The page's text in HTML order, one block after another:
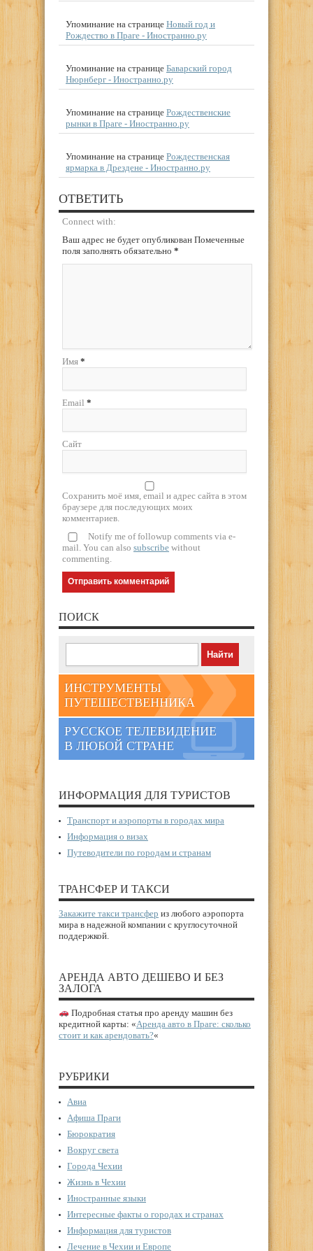
Упоминание на странице Новый год и
Рождество в Праге - Иностранно.ру
Упоминание на странице Баварский город
Нюрнберг - Иностранно.ру
Упоминание на странице Рождественские
рынки в Праге - Иностранно.ру
Упоминание на странице Рождественская
ярмарка в Дрездене - Иностранно.ру
ОТВЕТИТЬ
Connect with:
Ваш адрес не будет опубликован Помеченные
поля заполнять обязательно *
Имя *
Email *
Сайт
Сохранить моё имя, email и адрес сайта в этом
браузере для последующих моих
комментариев.
Notify me of followup comments via e-
mail. You can also subscribe without
commenting.
ПОИСК
ИНСТРУМЕНТЫ
ПУТЕШЕСТВЕННИКА
РУССКОЕ ТЕЛЕВИДЕНИЕ
В ЛЮБОЙ СТРАНЕ
ИНФОРМАЦИЯ ДЛЯ ТУРИСТОВ
Транспорт и аэропорты в городах мира
Информация о визах
Путеводители по городам и странам
ТРАНСФЕР И ТАКСИ
Закажите такси трансфер из любого аэропорта
мира в надежной компании с круглосуточной
поддержкой.
АРЕНДА АВТО ДЕШЕВО И БЕЗ
ЗАЛОГА
Подробная статья про аренду машин без
кредитной карты: «Аренда авто в Праге: сколько
стоит и как арендовать?«
РУБРИКИ
Авиа
Афиша Праги
Бюрократия
Вокруг света
Города Чехии
Жизнь в Чехии
Иностранные языки
Интересные факты о городах и странах
Информация для туристов
Лечение в Чехии и Европе